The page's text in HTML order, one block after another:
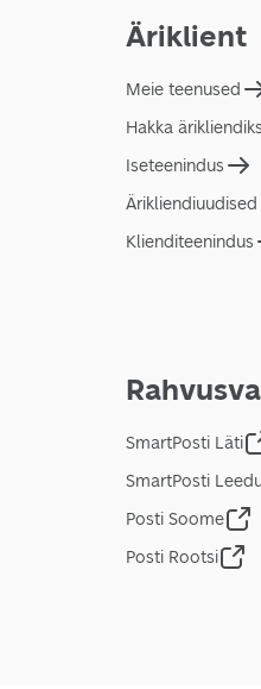
Äriklient
Meie teenused
Hakka ärikliendiks
Iseteenindus
Ärikliendiuudised
Klienditeenindus
SmartPosti Läti
SmartPosti
Posti Soome
Posti Rootsi